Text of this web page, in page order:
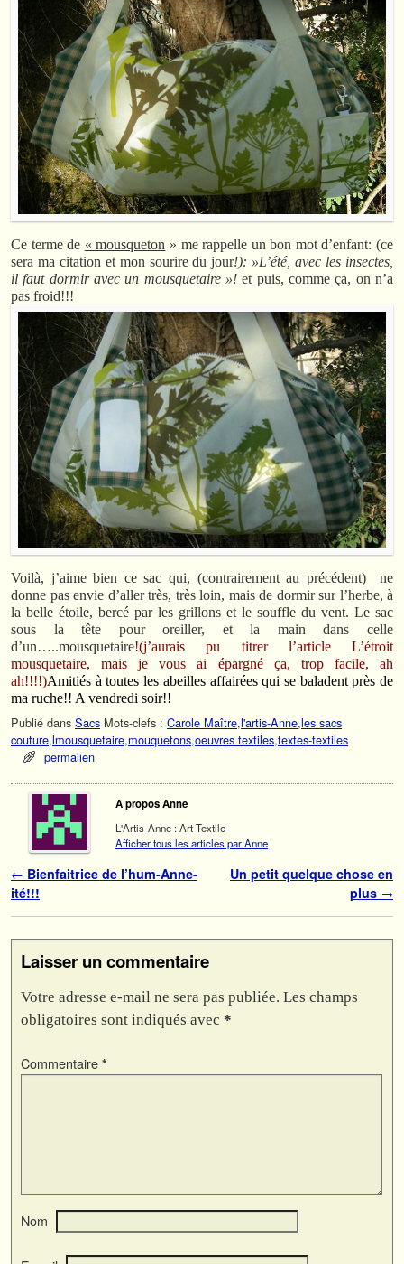
Ce terme de « mousqueton » me rappelle un bon mot d’enfant: (ce
sera ma citation et mon sourire du jour!): »L’été, avec les insectes,
il faut dormir avec un mousquetaire »!et puis, comme ça, on n’a
pas froid!!!
Voilà, j’aime bien ce sac qui, (contrairement au précédent) ne
donne pas envie d’aller très, très loin, mais de dormir sur l’herbe, à
la belle étoile, bercé par les grillons et le souffle du vent. Le sac
sous la tête pour oreiller, et la main dans celle
d’un…..mousquetaire!(j’aurais pu titrer l’article L’étroit
mousquetaire, mais je vous ai épargné ça, trop facile, ah
ah!!!!)Amitiés à toutes les abeilles affairées qui se baladent près de
ma ruche!! A vendredi soir!!
Publié dans Sacs Mots-clefs : Carole Maître,l'artis-Anne,les sacs
couture,lmousquetaire,mouquetons,oeuvres textiles,textes-textiles
permalien
A propos Anne
L'Artis-Anne : Art Textile
Afficher tous les articles par Anne
Navigation des articles
← Bienfaitrice de l’hum-Anne-
ité!!!
Un petit quelque chose en
plus →
Laisser un commentaire
Votre adresse e-mail ne sera pas publiée. Les champs
obligatoires sont indiqués avec *
Commentaire *
Nom